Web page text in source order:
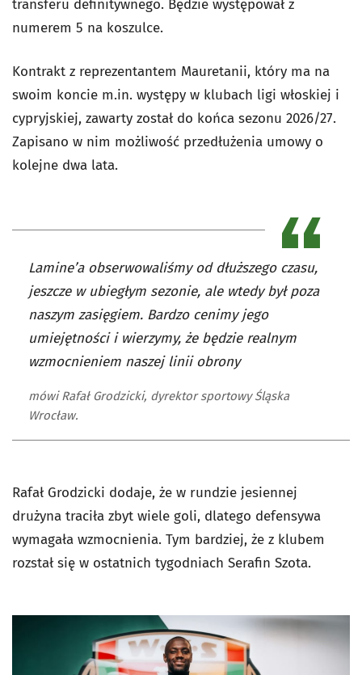
transferu definitywnego. Będzie występował z
numerem 5 na koszulce.
Kontrakt z reprezentantem Mauretanii, który ma na
swoim koncie m.in. występy w klubach ligi włoskiej i
cypryjskiej, zawarty został do końca sezonu 2026/27.
Zapisano w nim możliwość przedłużenia umowy o
kolejne dwa lata.
Lamine’a obserwowaliśmy od dłuższego czasu,
jeszcze w ubiegłym sezonie, ale wtedy był poza
naszym zasięgiem. Bardzo cenimy jego
umiejętności i wierzymy, że będzie realnym
wzmocnieniem naszej linii obrony
mówi Rafał Grodzicki, dyrektor sportowy Śląska
Wrocław.
Rafał Grodzicki dodaje, że w rundzie jesiennej
drużyna traciła zbyt wiele goli, dlatego defensywa
wymagała wzmocnienia. Tym bardziej, że z klubem
rozstał się w ostatnich tygodniach Serafin Szota.